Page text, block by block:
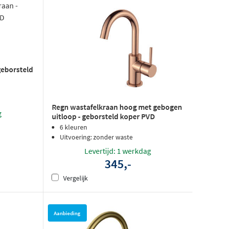
Regn wastafelkraan hoog met gebogen
uitloop - geborsteld koper PVD
6 kleuren
Uitvoering: zonder waste
Levertijd: 1 werkdag
345,-
Vergelijk
Aanbieding